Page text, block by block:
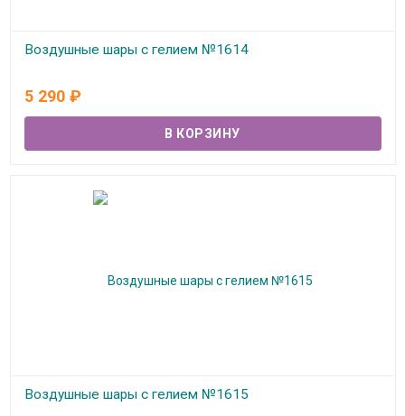
Воздушные шары с гелием №1614
5 290 ₽
Воздушные шары с гелием №1615